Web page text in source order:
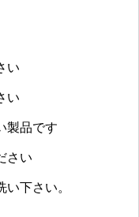
い
い
製品です
さい
下さい。